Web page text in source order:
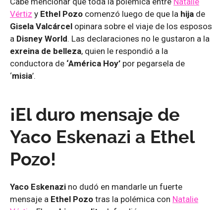
Vértiz y Ethel Pozo comenzó luego de que la hija de
Gisela Valcárcel opinara sobre el viaje de los esposos
a Disney World. Las declaraciones no le gustaron a la
exreina de belleza, quien le respondió a la
conductora de ‘América Hoy’ por pegarsela de
‘misia’.
¡El duro mensaje de
Yaco Eskenazi a Ethel
Pozo!
Yaco Eskenazi no dudó en mandarle un fuerte
mensaje a Ethel Pozo tras la polémica con Natalie